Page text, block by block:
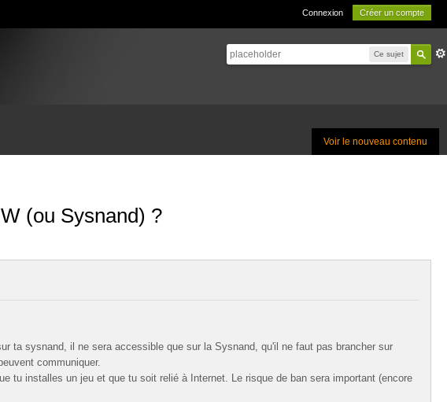
Connexion Créer un compte
Ce sujet
Voir le nouveau contenu
(ou Sysnand) ?
ta sysnand, il ne sera accessible que sur la Sysnand, qu'il ne faut pas brancher sur
communiquer.
tu installes un jeu et que tu soit relié à Internet. Le risque de ban sera important (encore